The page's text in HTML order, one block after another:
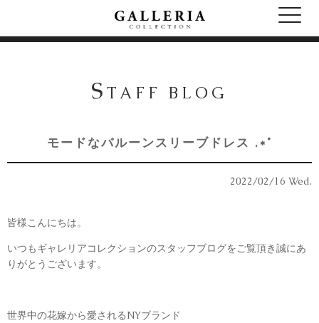
S TAFF BLOG
モードなバルーンスリーブドレス .*˚
2022/02/16 Wed.
皆様こんにちは。
いつもギャレリアコレクションのスタッフブログをご覧頂き誠にあ
りがとうございます。
世界中の花嫁から愛されるNYブランド